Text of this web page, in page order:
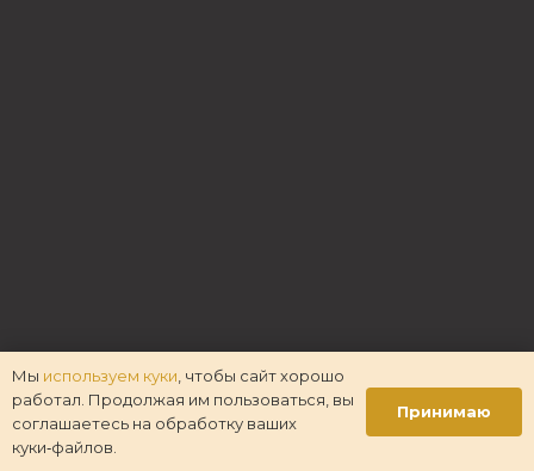
Мы используем куки , чтобы сайт хорошо
работал. Продолжая им пользоваться, вы
соглашаетесь на обработку ваших
куки‑файлов.
Принимаю